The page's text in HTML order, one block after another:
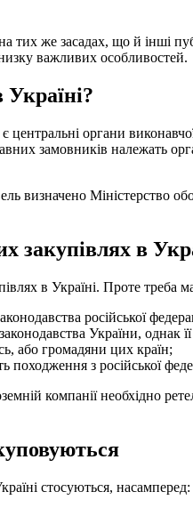
же засадах, що й інші
важливих особливостей.
Україні?
органи
замовників належать
визначено Міністерство
закупівлях в
в Україні. Проте
російської
України,
або громадяни цих країн;
з російської
компанії необхідно
стосуються, насамперед: